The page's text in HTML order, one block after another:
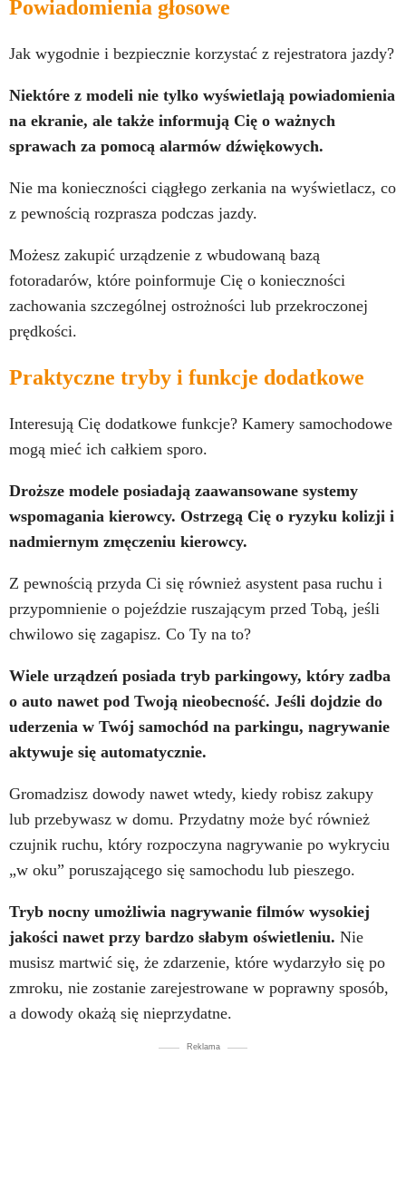
Powiadomienia głosowe
Jak wygodnie i bezpiecznie korzystać z rejestratora jazdy?
Niektóre z modeli nie tylko wyświetlają powiadomienia
na ekranie, ale także informują Cię o ważnych
sprawach za pomocą alarmów dźwiękowych.
Nie ma konieczności ciągłego zerkania na wyświetlacz, co
z pewnością rozprasza podczas jazdy.
Możesz zakupić urządzenie z wbudowaną bazą
fotoradarów, które poinformuje Cię o konieczności
zachowania szczególnej ostrożności lub przekroczonej
prędkości.
Praktyczne tryby i funkcje dodatkowe
Interesują Cię dodatkowe funkcje? Kamery samochodowe
mogą mieć ich całkiem sporo.
Droższe modele posiadają zaawansowane systemy
wspomagania kierowcy. Ostrzegą Cię o ryzyku kolizji i
nadmiernym zmęczeniu kierowcy.
Z pewnością przyda Ci się również asystent pasa ruchu i
przypomnienie o pojeździe ruszającym przed Tobą, jeśli
chwilowo się zagapisz. Co Ty na to?
Wiele urządzeń posiada tryb parkingowy, który zadba
o auto nawet pod Twoją nieobecność. Jeśli dojdzie do
uderzenia w Twój samochód na parkingu, nagrywanie
aktywuje się automatycznie.
Gromadzisz dowody nawet wtedy, kiedy robisz zakupy
lub przebywasz w domu. Przydatny może być również
czujnik ruchu, który rozpoczyna nagrywanie po wykryciu
„w oku” poruszającego się samochodu lub pieszego.
Tryb nocny umożliwia nagrywanie filmów wysokiej
jakości nawet przy bardzo słabym oświetleniu. Nie
musisz martwić się, że zdarzenie, które wydarzyło się po
zmroku, nie zostanie zarejestrowane w poprawny sposób,
a dowody okażą się nieprzydatne.
Reklama